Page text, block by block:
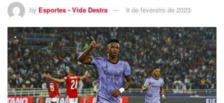
by Esportes - Vida Destra 9 de fevereiro de 2023